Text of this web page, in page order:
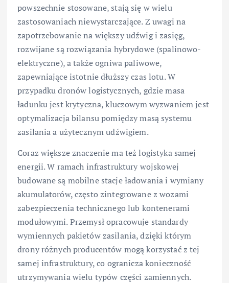
powszechnie stosowane, stają się w wielu
zastosowaniach niewystarczające. Z uwagi na
zapotrzebowanie na większy udźwig i zasięg,
rozwijane są rozwiązania hybrydowe (spalinowo-
elektryczne), a także ogniwa paliwowe,
zapewniające istotnie dłuższy czas lotu. W
przypadku dronów logistycznych, gdzie masa
ładunku jest krytyczna, kluczowym wyzwaniem jest
optymalizacja bilansu pomiędzy masą systemu
zasilania a użytecznym udźwigiem.
Coraz większe znaczenie ma też logistyka samej
energii. W ramach infrastruktury wojskowej
budowane są mobilne stacje ładowania i wymiany
akumulatorów, często zintegrowane z wozami
zabezpieczenia technicznego lub kontenerami
modułowymi. Przemysł opracowuje standardy
wymiennych pakietów zasilania, dzięki którym
drony różnych producentów mogą korzystać z tej
samej infrastruktury, co ogranicza konieczność
utrzymywania wielu typów części zamiennych.